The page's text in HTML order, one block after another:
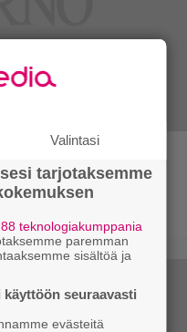
–
Megadethiä
Valintasi
tarjotaksemme
88 teknologiakumppania
paremman
sisältöä ja
seuraavasti
evästeitä